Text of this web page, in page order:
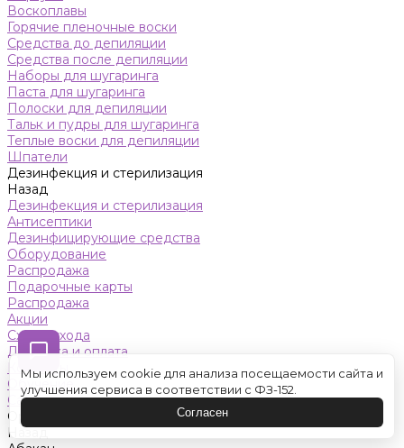
Воскоплавы
Горячие пленочные воски
Средства до депиляции
Средства после депиляции
Наборы для шугаринга
Паста для шугаринга
Полоски для депиляции
Тальк и пудры для шугаринга
Теплые воски для депиляции
Шпатели
Дезинфекция и стерилизация
Назад
Дезинфекция и стерилизация
Антисептики
Дезинфицирующие средства
Оборудование
Распродажа
Подарочные карты
Распродажа
Акции
Схемы ухода
Доставка и оплата
Контакты
Обучение
Салон красоты
Оренбург
Назад
Мы используем cookie для анализа посещаемости сайта и
улучшения сервиса в соответствии с ФЗ-152.
Согласен